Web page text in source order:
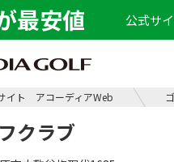
最安値 公式サ
イト アコーディアWeb
クラブ